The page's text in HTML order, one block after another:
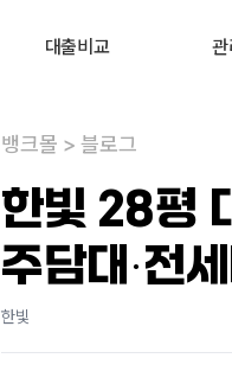
대출비교 관
대출상담사 찾기
사업자대출
신용대출
내 대
내 부
뱅크몰 > 블로그
한빛 28평
주담대·전
한빛